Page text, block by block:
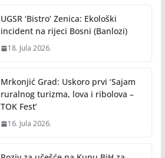
UGSR ‘Bistro’ Zenica: Ekološki
incident na rijeci Bosni (Banlozi)
18. Jula 2026.
Mrkonjić Grad: Uskoro prvi ‘Sajam
ruralnog turizma, lova i ribolova –
TOK Fest’
16. Jula 2026.